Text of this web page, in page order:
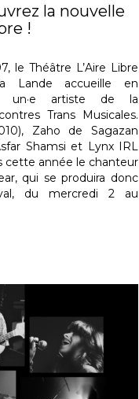
la nouvelle
!
le Théâtre L’Aire Libre
Lande accueille en
un·e artiste de la
Trans Musicales.
Zaho de Sagazan
Shamsi et Lynx IRL
cette année le chanteur
qui se produira donc
du mercredi 2 au